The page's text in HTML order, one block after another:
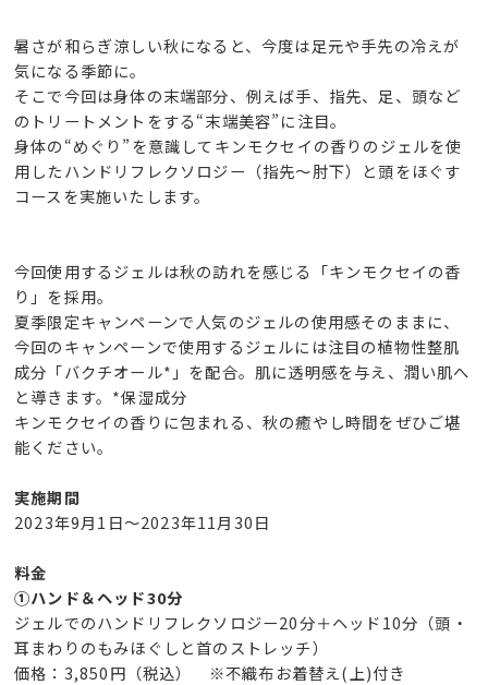
暑さが和らぎ涼しい秋になると、今度は足元や手先の冷えが
気になる季節に。
そこで今回は身体の末端部分、例えば手、指先、足、頭など
のトリートメントをする“末端美容”に注目。
身体の“めぐり”を意識してキンモクセイの香りのジェルを使
用したハンドリフレクソロジー（指先～肘下）と頭をほぐす
コースを実施いたします。
今回使用するジェルは秋の訪れを感じる「キンモクセイの香
り」を採用。
夏季限定キャンペーンで人気のジェルの使用感そのままに、
今回のキャンペーンで使用するジェルには注⽬の植物性整肌
成分「バクチオール*」を配合。肌に透明感を与え、潤い肌へ
と導きます。*保湿成分
キンモクセイの香りに包まれる、秋の癒やし時間をぜひご堪
能ください。
実施期間
2023年9月1日～2023年11月30日
料金
①ハンド＆ヘッド30分
ジェルでのハンドリフレクソロジー20分＋ヘッド10分（頭・
耳まわりのもみほぐしと首のストレッチ）
価格：3,850円（税込） ※不織布お着替え(上)付き